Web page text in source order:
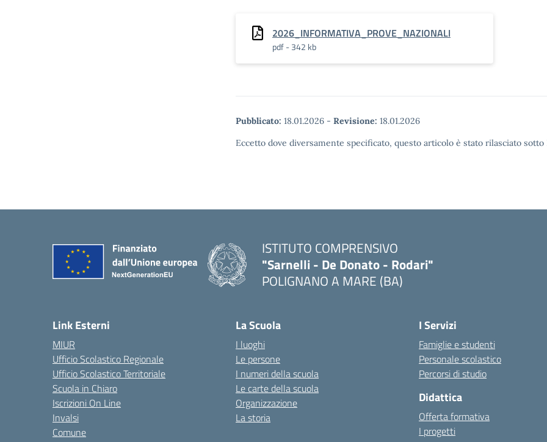
2026_INFORMATIVA_PROVE_NAZIONALI
pdf - 342 kb
Pubblicato: 18.01.2026 - Revisione: 18.01.2026
Eccetto dove diversamente specificato, questo articolo è stato rilasciato
ISTITUTO COMPRENSIVO
"Sarnelli - De Donato - Rodari"
POLIGNANO A MARE (BA)
Link Esterni
MIUR
Ufficio Scolastico Regionale
Ufficio Scolastico Territoriale
Scuola in Chiaro
Iscrizioni On Line
Invalsi
Comune
La Scuola
I luoghi
Le persone
I numeri della scuola
Le carte della scuola
Organizzazione
La storia
I Servizi
Famiglie e studenti
Personale scolastico
Percorsi di studio
Didattica
Offerta formativa
I progetti